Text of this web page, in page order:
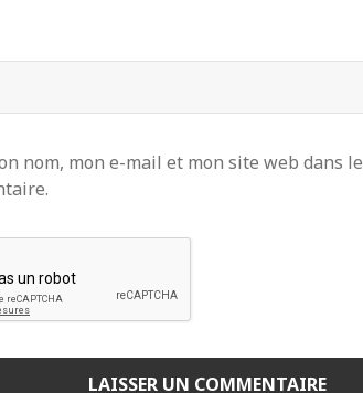
nom, mon e-mail et mon site web dans